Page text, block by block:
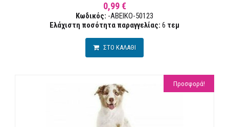
0,99 €
Κωδικός: -ABEIKO-50123
Ελάχιστη ποσότητα παραγγελίας: 6 τεµ
ΣΤΟ ΚΑΛΑΘΙ
Προσφορά!